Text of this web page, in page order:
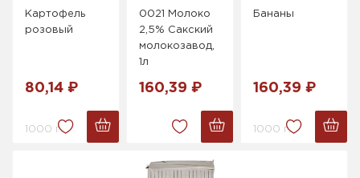
Картофель
розовый
80,14 ₽
1000 г.
0021 Молоко
2,5% Сакский
молокозавод,
1л
160,39 ₽
Бананы
160,39 ₽
1000 г.